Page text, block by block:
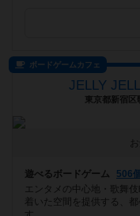
ボードゲームカフェ
JELLY
東京都新宿区
遊べるボードゲーム
506個
エンタメの中心地・歌舞
着いた空間を提供する、